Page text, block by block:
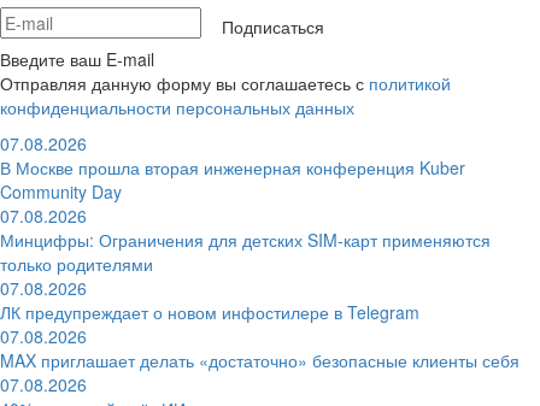
Подписаться
Введите ваш E-mail
Отправляя данную форму вы соглашаетесь с политикой
конфиденциальности персональных данных
07.08.2026
В Москве прошла вторая инженерная конференция Kuber
Community Day
07.08.2026
Минцифры: Ограничения для детских SIM-карт применяются
только родителями
07.08.2026
ЛК предупреждает о новом инфостилере в Telegram
07.08.2026
MAX приглашает делать «достаточно» безопасные клиенты себя
07.08.2026